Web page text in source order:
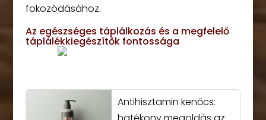
fokozódásához.
Az egészséges táplálkozás és a megfelelő
táplálékkiegészítők fontossága
Antihisztamin kenőcs: